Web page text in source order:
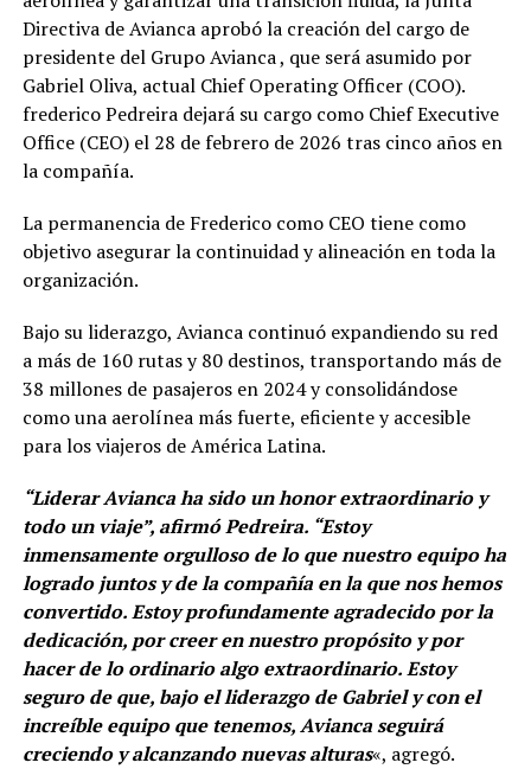
Directiva de Avianca aprobó la creación del cargo de
presidente del Grupo Avianca , que será asumido por
Gabriel Oliva, actual Chief Operating Officer (COO).
frederico Pedreira dejará su cargo como Chief Executive
Office (CEO) el 28 de febrero de 2026 tras cinco años en
la compañía.
La permanencia de Frederico como CEO tiene como
objetivo asegurar la continuidad y alineación en toda la
organización.
Bajo su liderazgo, Avianca continuó expandiendo su red
a más de 160 rutas y 80 destinos, transportando más de
38 millones de pasajeros en 2024 y consolidándose
como una aerolínea más fuerte, eficiente y accesible
para los viajeros de América Latina.
“Liderar Avianca ha sido un honor extraordinario y
todo un viaje”, afirmó Pedreira. “Estoy
inmensamente orgulloso de lo que nuestro equipo ha
logrado juntos y de la compañía en la que nos hemos
convertido. Estoy profundamente agradecido por la
dedicación, por creer en nuestro propósito y por
hacer de lo ordinario algo extraordinario. Estoy
seguro de que, bajo el liderazgo de Gabriel y con el
increíble equipo que tenemos, Avianca seguirá
creciendo y alcanzando nuevas alturas«, agregó.